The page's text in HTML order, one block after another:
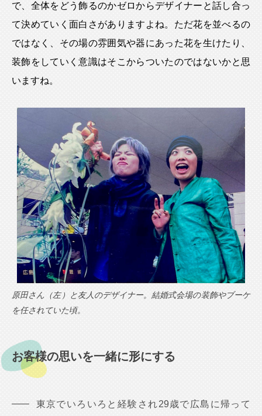
で、全体をどう飾るのかゼロからデザイナーと話し合っ
て決めていく面白さがありますよね。ただ花を並べるの
ではなく、その場の雰囲気や器にあった花を生けたり、
装飾をしていく意識はそこからついたのではないかと思
いますね。
原田さん（左）と友人のデザイナー。結婚式会場の装飾やブーケ
を任されていた頃。
お客様の思いを一緒に形にする
東京でいろいろと経験され29歳で広島に帰って